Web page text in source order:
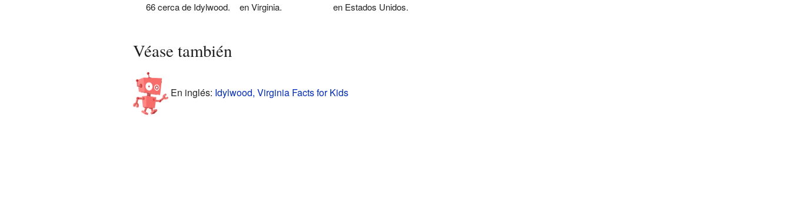
66 cerca de Idylwood.
en Virginia.
en Estados Unidos.
Véase también
En inglés: Idylwood, Virginia Facts for Kids